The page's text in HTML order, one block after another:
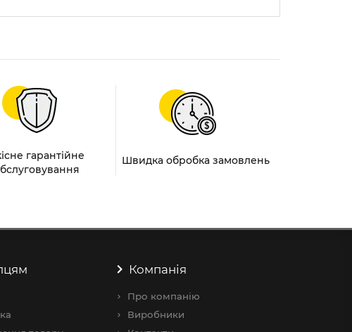
гарантійне
Швидка обробка замовлень
Компанія
Про компанію
Виробники